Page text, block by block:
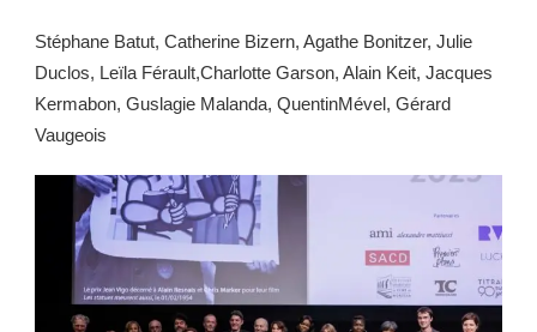
Stéphane Batut, Catherine Bizern, Agathe Bonitzer, Julie
Duclos, Leïla Férault,Charlotte Garson, Alain Keit, Jacques
Kermabon, Guslagie Malanda, QuentinMével, Gérard
Vaugeois